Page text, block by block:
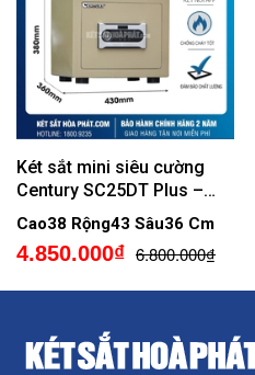
Két sắt mini siêu cường
Century SC25DT Plus –
Khóa điện tử, có kết nối
điện thoại
Cao38 Rộng43 Sâu36 Cm
4.850.000₫ 6.800.000₫